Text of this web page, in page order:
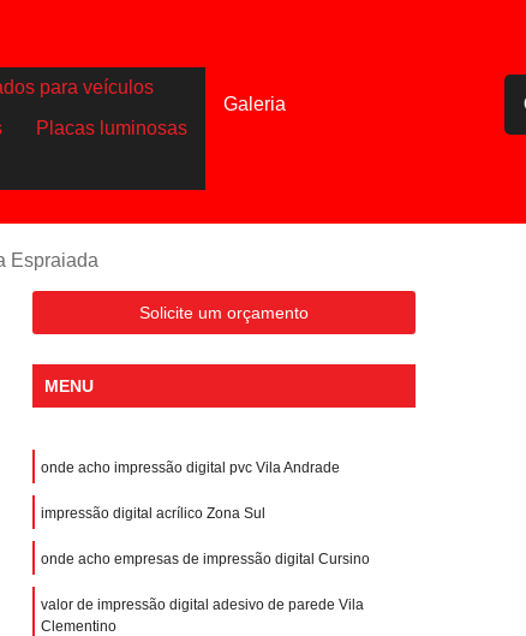
para veículos
Placas luminosas
Galeria
Espraiada
Solicite um orçamento
MENU
onde acho impressão digital pvc Vila Andrade
impressão digital acrílico Zona Sul
onde acho empresas de impressão digital Cursino
valor de impressão digital adesivo de parede Vila
Clementino